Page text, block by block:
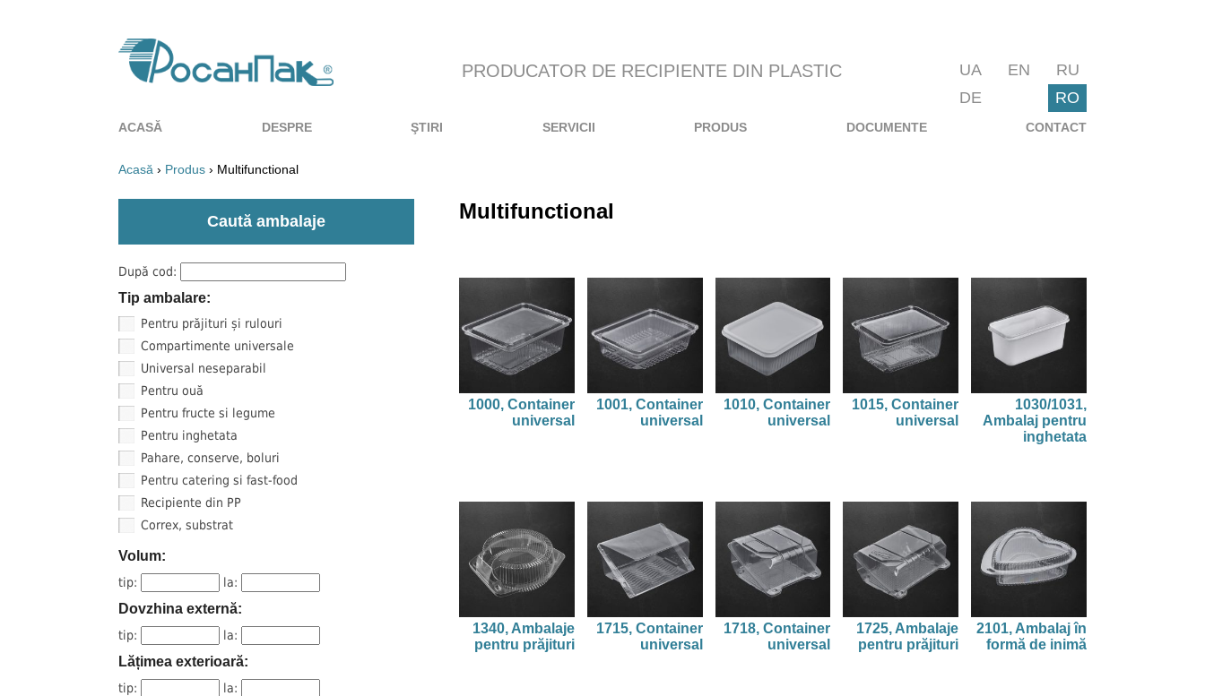
UA EN
RU
DE
RO
PRODUCATOR DE RECIPIENTE DIN PLASTIC
ACASĂ DESPRE ŞTIRI SERVICII PRODUS DOCUMENTE CONTACT
Acasă › Produs › Multifunctional
Multifunctional
1000, Container
universal
1001, Container
universal
1010, Container
universal
1015, Container
universal
1030/1031,
Ambalaj pentru
inghetata
1340, Ambalaje
pentru prăjituri
1715, Container
universal
1718, Container
universal
1725, Ambalaje
pentru prăjituri
2101, Ambalaj în
formă de inimă
Caută ambalaje
După cod:
Tip ambalare:
Pentru prăjituri și rulouri
Compartimente universale
Universal neseparabil
Pentru ouă
Pentru fructe si legume
Pentru inghetata
Pahare, conserve, boluri
Pentru catering si fast-food
Recipiente din PP
Correx, substrat
Volum:
tip: la:
Dovzhina externă:
tip: la:
Lățimea exterioară:
tip: la: